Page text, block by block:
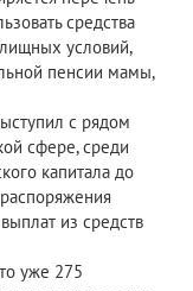
средства
условий,
пенсии мамы,
с рядом
сфере, среди
капитала до
из средств
уже 275